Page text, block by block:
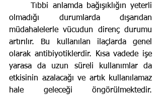
olmadığı durumlarda dışarıdan
müdahalelerle vücudun direnç durumu
artırılır. Bu kullanılan ilaçlarda genel
olarak antibiyotiklerdir. Kısa vadede işe
yarasa da uzun süreli kullanımlar da
etkisinin azalacağı ve artık kullanılamaz
hale geleceği öngörülmektedir.